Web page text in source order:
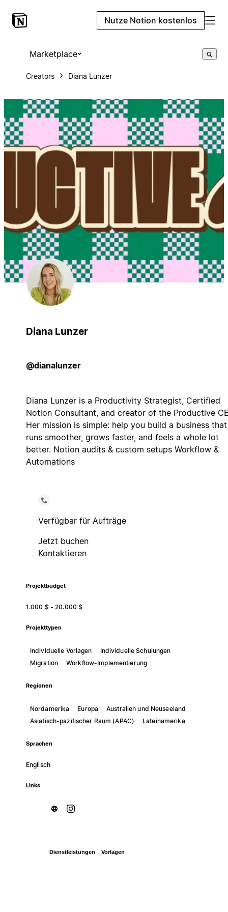
Nutze Notion kostenlos
Marketplace
Creators Diana Lunzer
Diana Lunzer
@dianalunzer
Diana Lunzer is a Productivity Strategist, Certified
Notion Consultant, and creator of the Productive
Her mission is simple: help you build a business that
runs smoother, grows faster, and feels a whole lot
better. Notion audits & custom setups Workflow &
Automations
Verfügbar für Aufträge
Jetzt buchen
Kontaktieren
Projektbudget
1.000 $ - 20.000 $
Projekttypen
Individuelle Vorlagen
Individuelle Schulungen
Migration
Workflow-Implementierung
Regionen
Nordamerika Europa
Australien und Neuseeland
Asiatisch-pazifischer Raum (APAC)
Lateinamerika
Sprachen
Englisch
Links
Dienstleistungen Vorlagen